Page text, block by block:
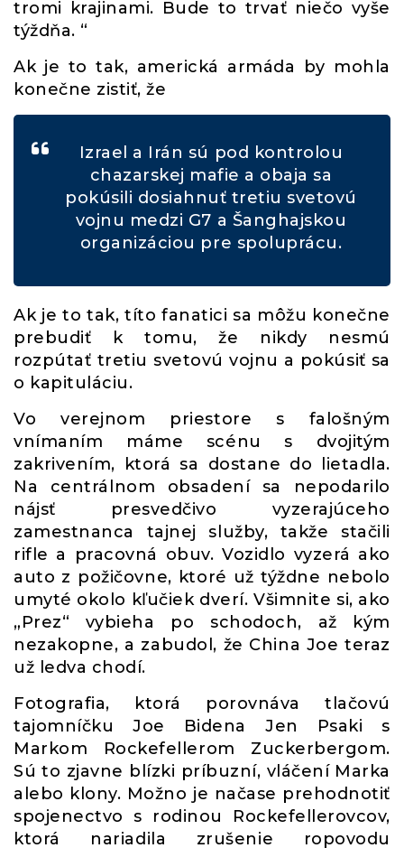
tromi krajinami. Bude to trvať niečo vyše
týždňa. “
Ak je to tak, americká armáda by mohla
konečne zistiť, že
Izrael a Irán sú pod kontrolou
chazarskej mafie a obaja sa
pokúsili dosiahnuť tretiu svetovú
vojnu medzi G7 a Šanghajskou
organizáciou pre spoluprácu.
Ak je to tak, títo fanatici sa môžu konečne
prebudiť k tomu, že nikdy nesmú
rozpútať tretiu svetovú vojnu a pokúsiť sa
o kapituláciu.
Vo verejnom priestore s falošným
vnímaním máme scénu s dvojitým
zakrivením, ktorá sa dostane do lietadla.
Na centrálnom obsadení sa nepodarilo
nájsť presvedčivo vyzerajúceho
zamestnanca tajnej služby, takže stačili
rifle a pracovná obuv. Vozidlo vyzerá ako
auto z požičovne, ktoré už týždne nebolo
umyté okolo kľučiek dverí. Všimnite si, ako
„Prez“ vybieha po schodoch, až kým
nezakopne, a zabudol, že China Joe teraz
už ledva chodí.
Fotografia, ktorá porovnáva tlačovú
tajomníčku Joe Bidena Jen Psaki s
Markom Rockefellerom Zuckerbergom.
Sú to zjavne blízki príbuzní, vláčení Marka
alebo klony. Možno je načase prehodnotiť
spojenectvo s rodinou Rockefellerovcov,
ktorá nariadila zrušenie ropovodu